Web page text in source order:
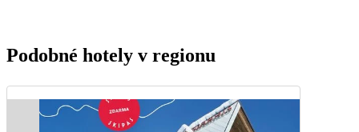
Podobné hotely v regionu